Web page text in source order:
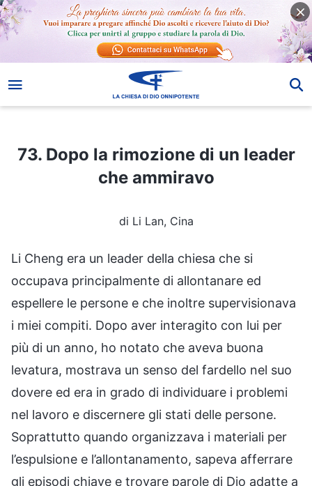
73. Dopo la rimozione di un leader che ammiravo
73. Dopo la rimozione di un leader
che ammiravo
di Li Lan, Cina
Li Cheng era un leader della chiesa che si
occupava principalmente di allontanare ed
espellere le persone e che inoltre supervisionava
i miei compiti. Dopo aver interagito con lui per
più di un anno, ho notato che aveva buona
levatura, mostrava un senso del fardello nel suo
dovere ed era in grado di individuare i problemi
nel lavoro e discernere gli stati delle persone.
Soprattutto quando organizzava i materiali per
l’espulsione e l’allontanamento, sapeva afferrare
gli episodi chiave e trovare parole di Dio adatte a